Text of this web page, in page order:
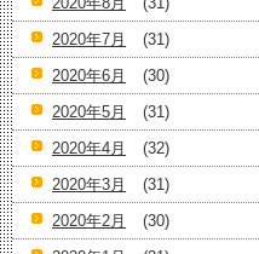
2020年7月
(31)
2020年6月
(30)
2020年5月
(31)
2020年4月
(32)
2020年3月
(31)
2020年2月
(30)